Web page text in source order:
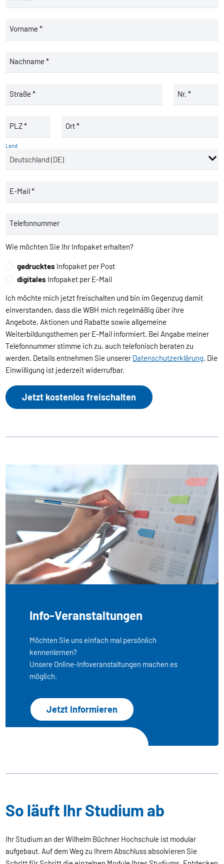
Vorname *
Nachname *
Straße * Nr. *
PLZ * Ort *
Land
E-Mail *
Telefonnummer
Wie möchten Sie Ihr Infopaket erhalten?
gedrucktes Infopaket per Post
digitales Infopaket per E-Mail
Ich möchte mich jetzt freischalten und bin im Gegenzug damit
einverstanden, dass die WBH mich regelmäßig über ihre
Angebote, Aktionen und Rabatte sowie allgemeine
Weiterbildungsthemen per E-Mail informiert. Bei Angabe meiner
Telefonnummer stimme ich zu, auch telefonisch beraten zu
werden. Details entnehmen Sie unsererDatenschutzerklärung. Die
Einwilligung ist jederzeit widerrufbar.
Jetzt kostenlos freischalten
Info-Veranstaltungen
Möchten Sie uns einfach mal persönlich
kennenlernen?
Unsere Online-Infoveranstaltungen machen es
möglich.
Jetzt Informieren
So läuft Ihr Studium ab
Ihr Studium an der Wilhelm Büchner Hochschule ist modular
aufgebaut. Auf dem Weg zu Ihrem Abschluss absolvieren Sie